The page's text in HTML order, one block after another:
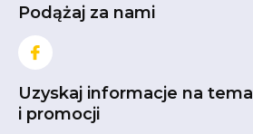
Podążaj za nami
Uzyskaj informacje na
i promocji